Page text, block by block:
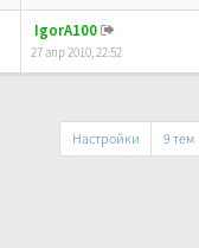
IgorA100
27 апр 2010, 22:52
Настройки 9 тем